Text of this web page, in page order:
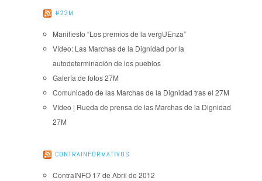
#22M
Manifiesto “Los premios de la vergUEnza”
Vídeo: Las Marchas de la Dignidad por la
autodeterminación de los pueblos
Galería de fotos 27M
Comunicado de las Marchas de la Dignidad tras el 27M
Vídeo | Rueda de prensa de las Marchas de la Dignidad
27M
CONTRAINFORMATIVOS
ContraINFO 17 de Abril de 2012